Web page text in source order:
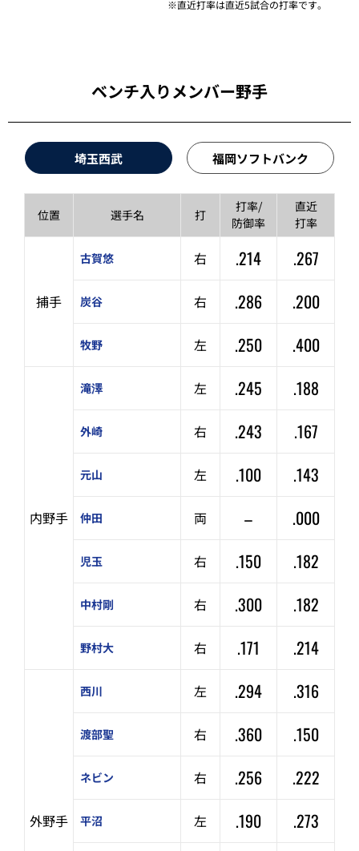
※直近打率は直近5試合の打率です。
ベンチ入りメンバー野手
埼玉西武 福岡ソフトバンク
位置 選手名 打
打率/
防御率
直近
打率
捕手
古賀悠 右 .214 .267
炭谷 右 .286 .200
牧野 左 .250 .400
内野手
滝澤 左 .245 .188
外崎 右 .243 .167
元山 左 .100 .143
仲田 両 – .000
児玉 右 .150 .182
中村剛 右 .300 .182
野村大 右 .171 .214
外野手
西川 左 .294 .316
渡部聖 右 .360 .150
ネビン 右 .256 .222
平沼 左 .190 .273